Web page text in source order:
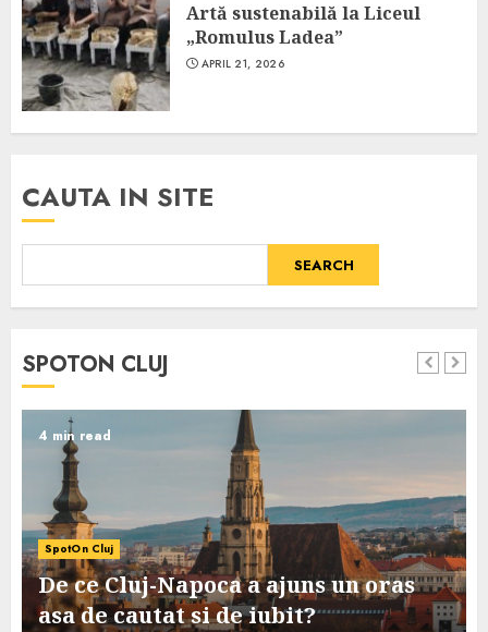
Artă sustenabilă la Liceul
„Romulus Ladea”
APRIL 21, 2026
CAUTA IN SITE
SEARCH
SPOTON CLUJ
4 min read
SpotOn Cluj
De ce Cluj-Napoca a ajuns un oras
asa de cautat si de iubit?